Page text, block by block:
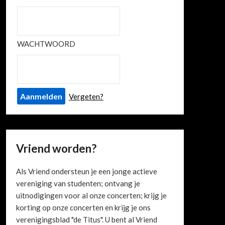
WACHTWOORD
Vergeten?
Vriend worden?
Als Vriend ondersteun je een jonge actieve
vereniging van studenten; ontvang je
uitnodigingen voor al onze concerten; krijg je
korting op onze concerten en krijg je ons
verenigingsblad "de Titus". U bent al Vriend